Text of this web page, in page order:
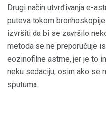
Drugi način utvrđivanja e-
puteva tokom
izvršiti da bi se završilo
metoda se ne preporučuje
eozinofilne astme, jer je to
neku sedaciju, osim ako se
sputuma.